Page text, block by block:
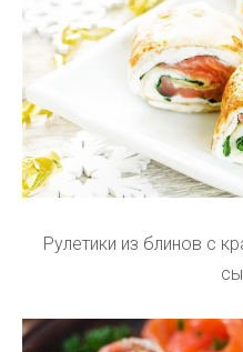
Рулетики из блинов с